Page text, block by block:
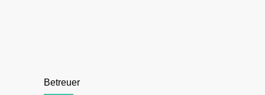
Betreuer